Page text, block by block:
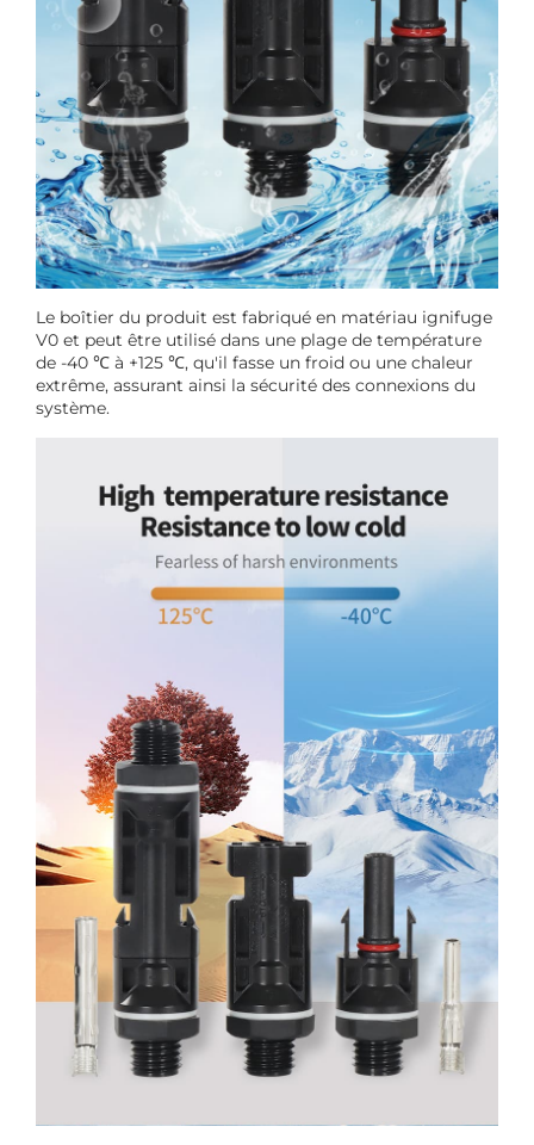
Le boîtier du produit est fabriqué en matériau ignifuge
V0 et peut être utilisé dans une plage de température
de -40 ℃ à +125 ℃, qu'il fasse un froid ou une chaleur
extrême, assurant ainsi la sécurité des connexions du
système.